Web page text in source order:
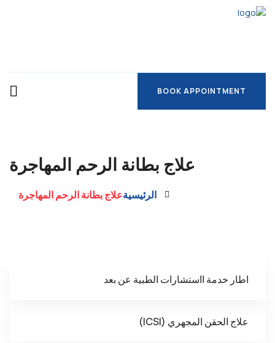
BOOK APPOINTMENT
علاج بطانة الرحم المهاجرة
الرئيسيةعلاج بطانة الرحم المهاجرة
اطار خدمة ااستشارات الطبية عن بعد
علاج الحقن المجهري (ICSI)